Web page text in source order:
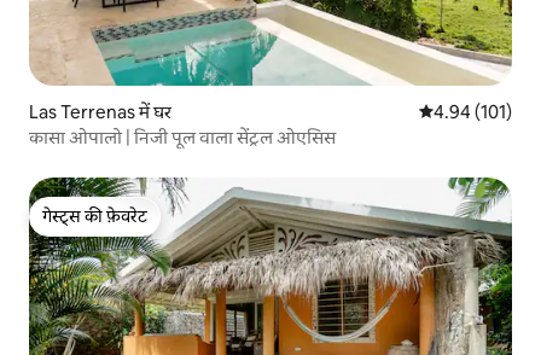
Las Terrenas में घर औसत रेटिंग 5 में से
4.94 (101)
कासा ओपालो | निजी पूल वाला सेंट्रल ओएसिस
गेस्ट्स की फ़ेवरेट
गेस्ट्स की फ़ेवरेट